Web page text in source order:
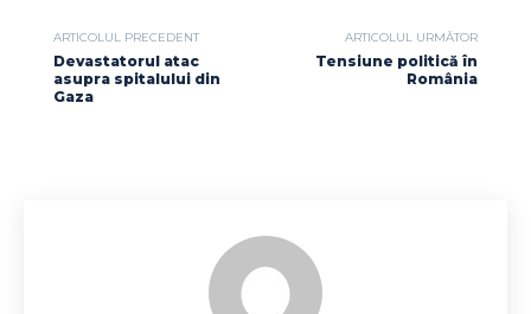
ARTICOLUL PRECEDENT
Devastatorul atac
asupra spitalului din
Gaza
ARTICOLUL URMĂTOR
Tensiune politică în
România